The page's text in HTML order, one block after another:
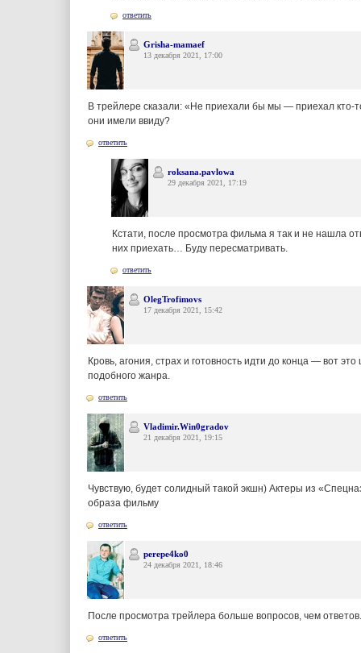
ответить
Grisha-mamaef
13 декабря 2021, 17:00
В трейлере сказали: «Не приехали бы мы — приехал кто-
они имели ввиду?
ответить
roksana.pavlowa
29 декабря 2021, 17:19
Кстати, после просмотра фильма я так и не нашла
них приехать… Буду пересматривать.
ответить
OlegTrofimovs
17 декабря 2021, 15:42
Кровь, агония, страх и готовность идти до конца — вот
подобного жанра.
ответить
Vladimir.Win0gradov
21 декабря 2021, 19:15
Чувствую, будет солидный такой экшн) Актеры из
образа фильму
ответить
perepe4ko0
24 декабря 2021, 18:46
После просмотра трейлера больше вопросов, чем
ответить